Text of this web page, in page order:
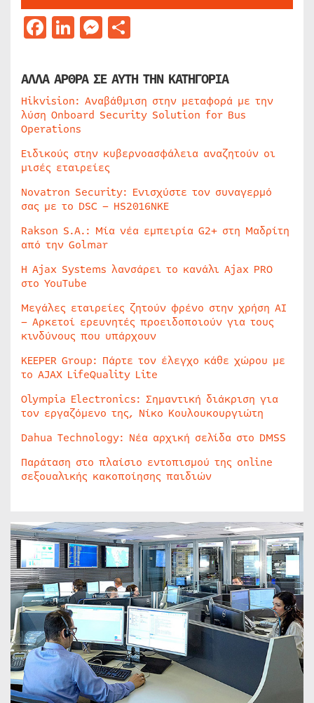
Facebook
LinkedIn
Messenger
ΑΛΛΑ ΑΡΘΡΑ ΣΕ ΑΥΤΗ ΤΗΝ ΚΑΤΗΓΟΡΙΑ
Hikvision: Αναβάθμιση στην μεταφορά με την
λύση Onboard Security Solution for Bus
Operations
Ειδικούς στην κυβερνοασφάλεια αναζητούν οι
μισές εταιρείες
Novatron Security: Ενισχύστε τον συναγερμό
σας με το DSC – HS2016NKE
Rakson S.A.: Μία νέα εμπειρία G2+ στη Μαδρίτη
από την Golmar
Η Ajax Systems λανσάρει το κανάλι Ajax PRO
στο YouTube
Μεγάλες εταιρείες ζητούν φρένο στην χρήση AI
– Αρκετοί ερευνητές προειδοποιούν για τους
κινδύνους που υπάρχουν
KEEPER Group: Πάρτε τον έλεγχο κάθε χώρου με
το AJAX LifeQuality Lite
Olympia Electronics: Σημαντική διάκριση για
τον εργαζόμενο της, Νίκο Κουλουκουργιώτη
Dahua Technology: Νέα αρχική σελίδα στο DMSS
Παράταση στο πλαίσιο εντοπισμού της online
σεξουαλικής κακοποίησης παιδιών